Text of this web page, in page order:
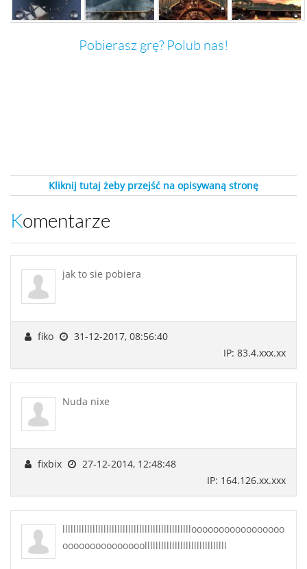
Pobierasz grę? Polub nas!
Kliknij tutaj żeby przejść na opisywaną stronę
Komentarze
jak to sie pobiera
fiko
31-12-2017, 08:56:40
IP: 83.4.xxx.xx
Nuda nixe
fixbix
27-12-2014, 12:48:48
IP: 164.126.xx.xxx
lllllllllllllllllllllllllllllllllllllllllllllllooooooooooooooooo
ooooooooooooooollllllllllllllllllllllllllllll